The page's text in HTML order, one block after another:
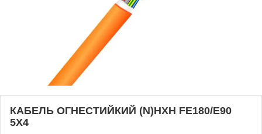
КАБЕЛЬ ОГНЕСТИЙКИЙ (N)HXH FE180/E90
5Х4